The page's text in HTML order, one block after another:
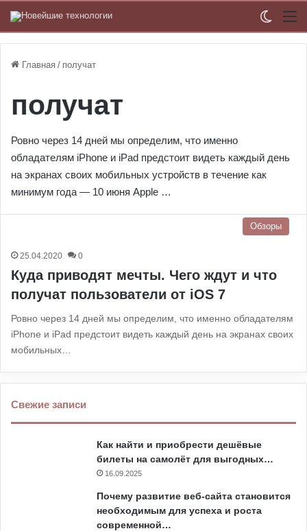
Главная / получат
получат
Ровно через 14 дней мы определим, что именно
обладателям iPhone и iPad предстоит видеть каждый день
на экранах своих мобильных устройств в течение как
минимум года — 10 июня Apple …
Обзоры
25.04.2020 0
Куда приводят мечты. Чего ждут и что
получат пользователи от iOS 7
Ровно через 14 дней мы определим, что именно обладателям
iPhone и iPad предстоит видеть каждый день на экранах своих
мобильных…
Свежие записи
Как найти и приобрести дешёвые
билеты на самолёт для выгодных…
16.09.2025
Почему развитие веб-сайта становится
необходимым для успеха и роста
современной…